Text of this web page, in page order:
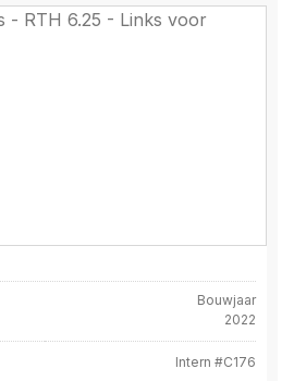
Bouwjaar
2022
Intern #C176